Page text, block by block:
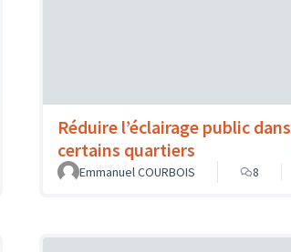
Réduire l’éclairage public dans
certains quartiers
Emmanuel COURBOIS
8